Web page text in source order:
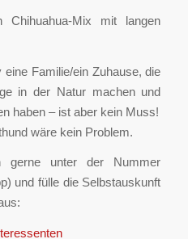
Mix mit langen
Familie/ein Zuhause, die
in der Natur machen und
haben – ist aber kein Muss!
wäre kein Problem.
gerne unter der Nummer‪
und fülle die Selbstauskunft